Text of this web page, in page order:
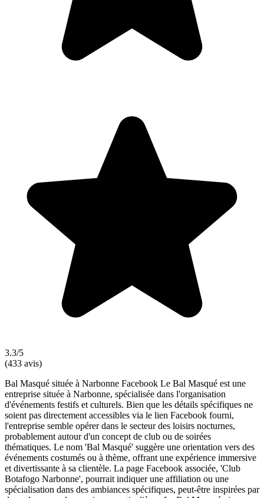
3.3/5
(433 avis)
Bal Masqué située à Narbonne Facebook Le Bal Masqué est une
entreprise située à Narbonne, spécialisée dans l'organisation
d'événements festifs et culturels. Bien que les détails spécifiques ne
soient pas directement accessibles via le lien Facebook fourni,
l'entreprise semble opérer dans le secteur des loisirs nocturnes,
probablement autour d'un concept de club ou de soirées
thématiques. Le nom 'Bal Masqué' suggère une orientation vers des
événements costumés ou à thème, offrant une expérience immersive
et divertissante à sa clientèle. La page Facebook associée, 'Club
Botafogo Narbonne', pourrait indiquer une affiliation ou une
spécialisation dans des ambiances spécifiques, peut-être inspirées par